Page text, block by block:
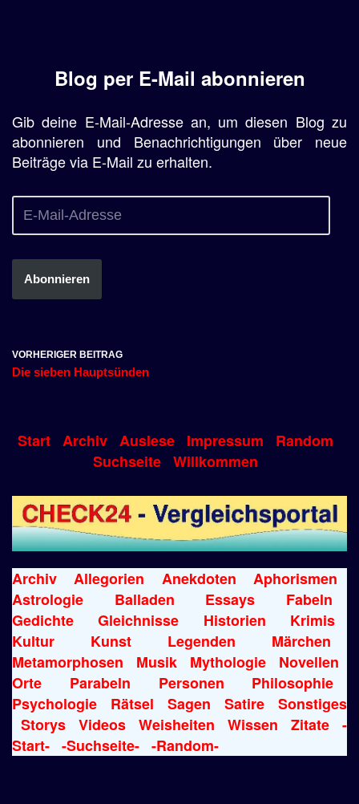
Blog per E-Mail abonnieren
Gib deine E-Mail-Adresse an, um diesen Blog zu
abonnieren und Benachrichtigungen über neue
Beiträge via E-Mail zu erhalten.
Abonnieren
VORHERIGER BEITRAG
Die sieben Hauptsünden
Start Archiv Auslese Impressum
Random
Suchseite Willkommen
Archiv Allegorien Anekdoten
Aphorismen
Astrologie
Balladen Essays
Fabeln
Gedichte
Gleichnisse Historien
Krimis
Kultur
Kunst Legenden
Märchen
Metamorphosen
Musik Mythologie
Novellen
Orte
Parabeln Personen
Philosophie
Psychologie
Rätsel Sagen Satire
Sonstiges
Storys
Videos Weisheiten Wissen Zitate
-
Start- -Suchseite- -Random-